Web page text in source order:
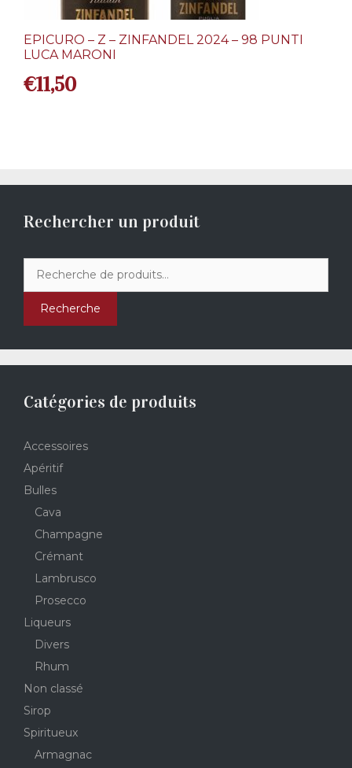
EPICURO – Z – ZINFANDEL 2024 – 98 PUNTI
LUCA MARONI
€11,50
Rechercher un produit
pour :
Recherche
Catégories de produits
Accessoires
Apéritif
Bulles
Cava
Champagne
Crémant
Lambrusco
Prosecco
Liqueurs
Divers
Rhum
Non classé
Sirop
Spiritueux
Armagnac